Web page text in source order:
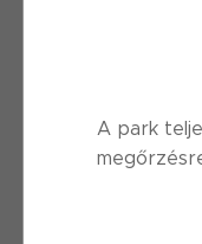
A park